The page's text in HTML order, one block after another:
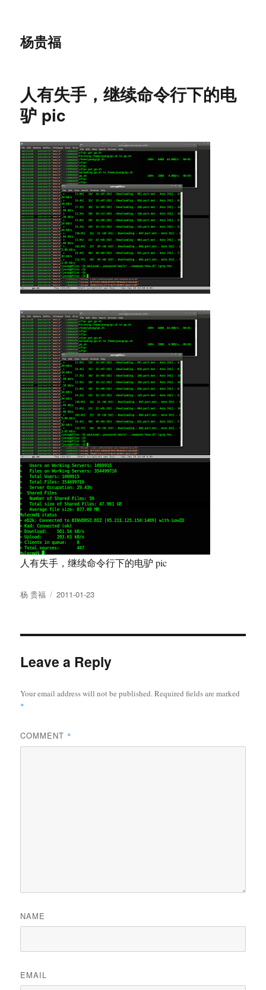
杨贵福
人有失手，继续命令行下的电
驴 pic
人有失手，继续命令行下的电驴 pic
Author
杨 贵福
Posted
2011-01-23
Leave a Reply
Your email address will not be published.Required fields are marked
*
COMMENT *
NAME
EMAIL